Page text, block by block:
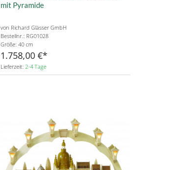
mit Pyramide
von Richard Glässer GmbH
Bestellnr.: RG01028
Größe: 40 cm
1.758,00 €
Lieferzeit: 2-4 Tage